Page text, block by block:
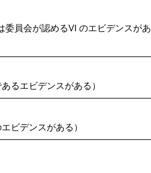
員会が認めるVI のエビデンスがあ
るエビデンスがある）
ビデンスがある）